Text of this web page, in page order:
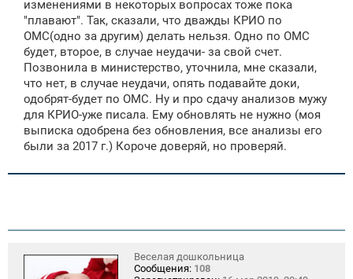
изменениями в некоторых вопросах тоже пока
"плавают". Так, сказали, что дважды КРИО по
ОМС(одно за другим) делать нельзя. Одно по ОМС
будет, второе, в случае неудачи- за свой счет.
Позвонила в министерство, уточнила, мне сказали,
что нет, в случае неудачи, опять подавайте доки,
одобрят-будет по ОМС. Ну и про сдачу анализов мужу
для КРИО-уже писала. Ему обновлять не нужно (моя
выписка одобрена без обновления, все анализы его
были за 2017 г.) Короче доверяй, но проверяй.
Веселая дошкольница
Сообщения: 108